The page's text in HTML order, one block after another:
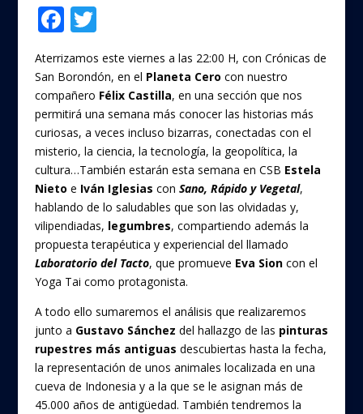
F
e
b
o
o
k
T
w
itt
er
Aterrizamos este viernes a las 22:00 H, con Crónicas de
San Borondón, en el Planeta Cero con nuestro
compañero Félix Castilla, en una sección que nos
permitirá una semana más conocer las historias más
curiosas, a veces incluso bizarras, conectadas con el
misterio, la ciencia, la tecnología, la geopolítica, la
cultura…También estarán esta semana en CSB Estela
Nieto e Iván Iglesias con Sano, Rápido y Vegetal,
hablando de lo saludables que son las olvidadas y,
vilipendiadas, legumbres, compartiendo además la
propuesta terapéutica y experiencial del llamado
Laboratorio del Tacto, que promueve Eva Sioncon el
Yoga Tai como protagonista.
A todo ello sumaremos el análisis que realizaremos
junto a Gustavo Sánchez del hallazgo de las pinturas
rupestres más antiguas descubiertas hasta la fecha,
la representación de unos animales localizada en una
cueva de Indonesia y a la que se le asignan más de
45.000 años de antigüedad. También tendremos la